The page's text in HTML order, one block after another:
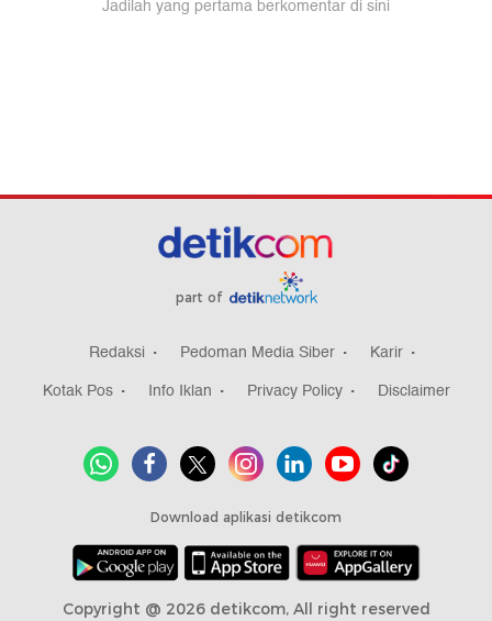
part of
Redaksi Pedoman Media Siber
Karir
Kotak Pos
Info Iklan Privacy Policy Disclaimer
Download aplikasi detikcom
Copyright @ 2026 detikcom, All right reserved